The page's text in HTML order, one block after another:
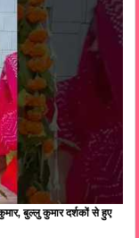
बुल्लु कुमार दर्शकों से हुए